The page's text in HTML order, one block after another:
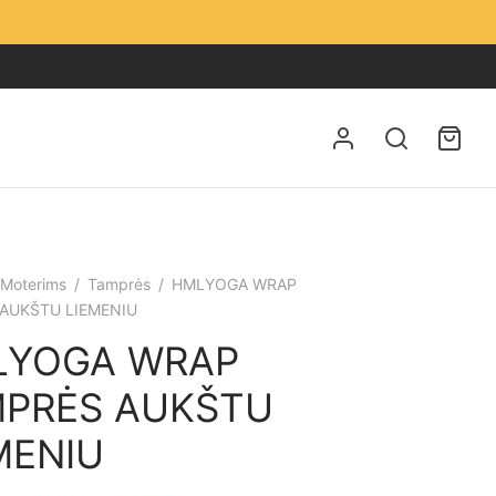
Moterims / Tamprės / HMLYOGA WRAP
LIEMENIU
WRAP
AUKŠTU